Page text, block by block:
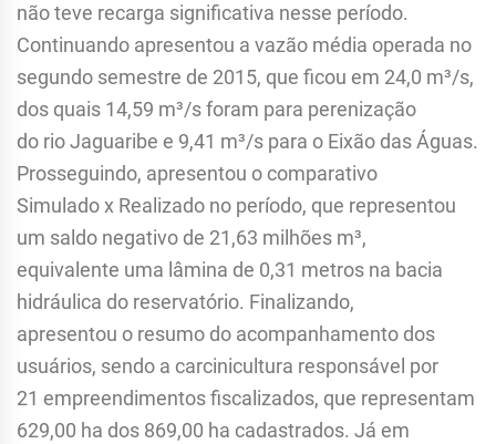
não teve recarga significativa nesse período.
Continuando apresentou a vazão média operada no
segundo semestre de 2015, que ficou em 24,0 m³/s,
dos quais 14,59 m³/s foram para perenização
do rio Jaguaribe e 9,41 m³/s para o Eixão das Águas.
Prosseguindo, apresentou o comparativo
Simulado x Realizado no período, que representou
um saldo negativo de 21,63 milhões m³,
equivalente uma lâmina de 0,31 metros na bacia
hidráulica do reservatório. Finalizando,
apresentou o resumo do acompanhamento dos
usuários, sendo a carcinicultura responsável por
21 empreendimentos fiscalizados, que representam
629,00 ha dos 869,00 ha cadastrados. Já em